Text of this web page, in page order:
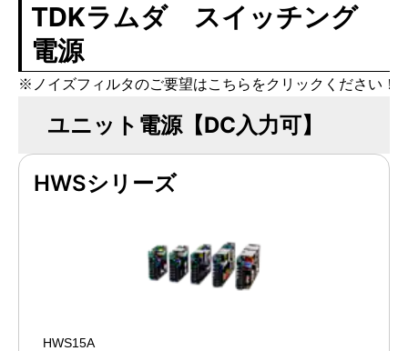
TDKラムダ スイッチング
電源
※ノイズフィルタのご要望はこちらをクリックください！
ユニット電源【DC入力可】
HWSシリーズ
HWS15A